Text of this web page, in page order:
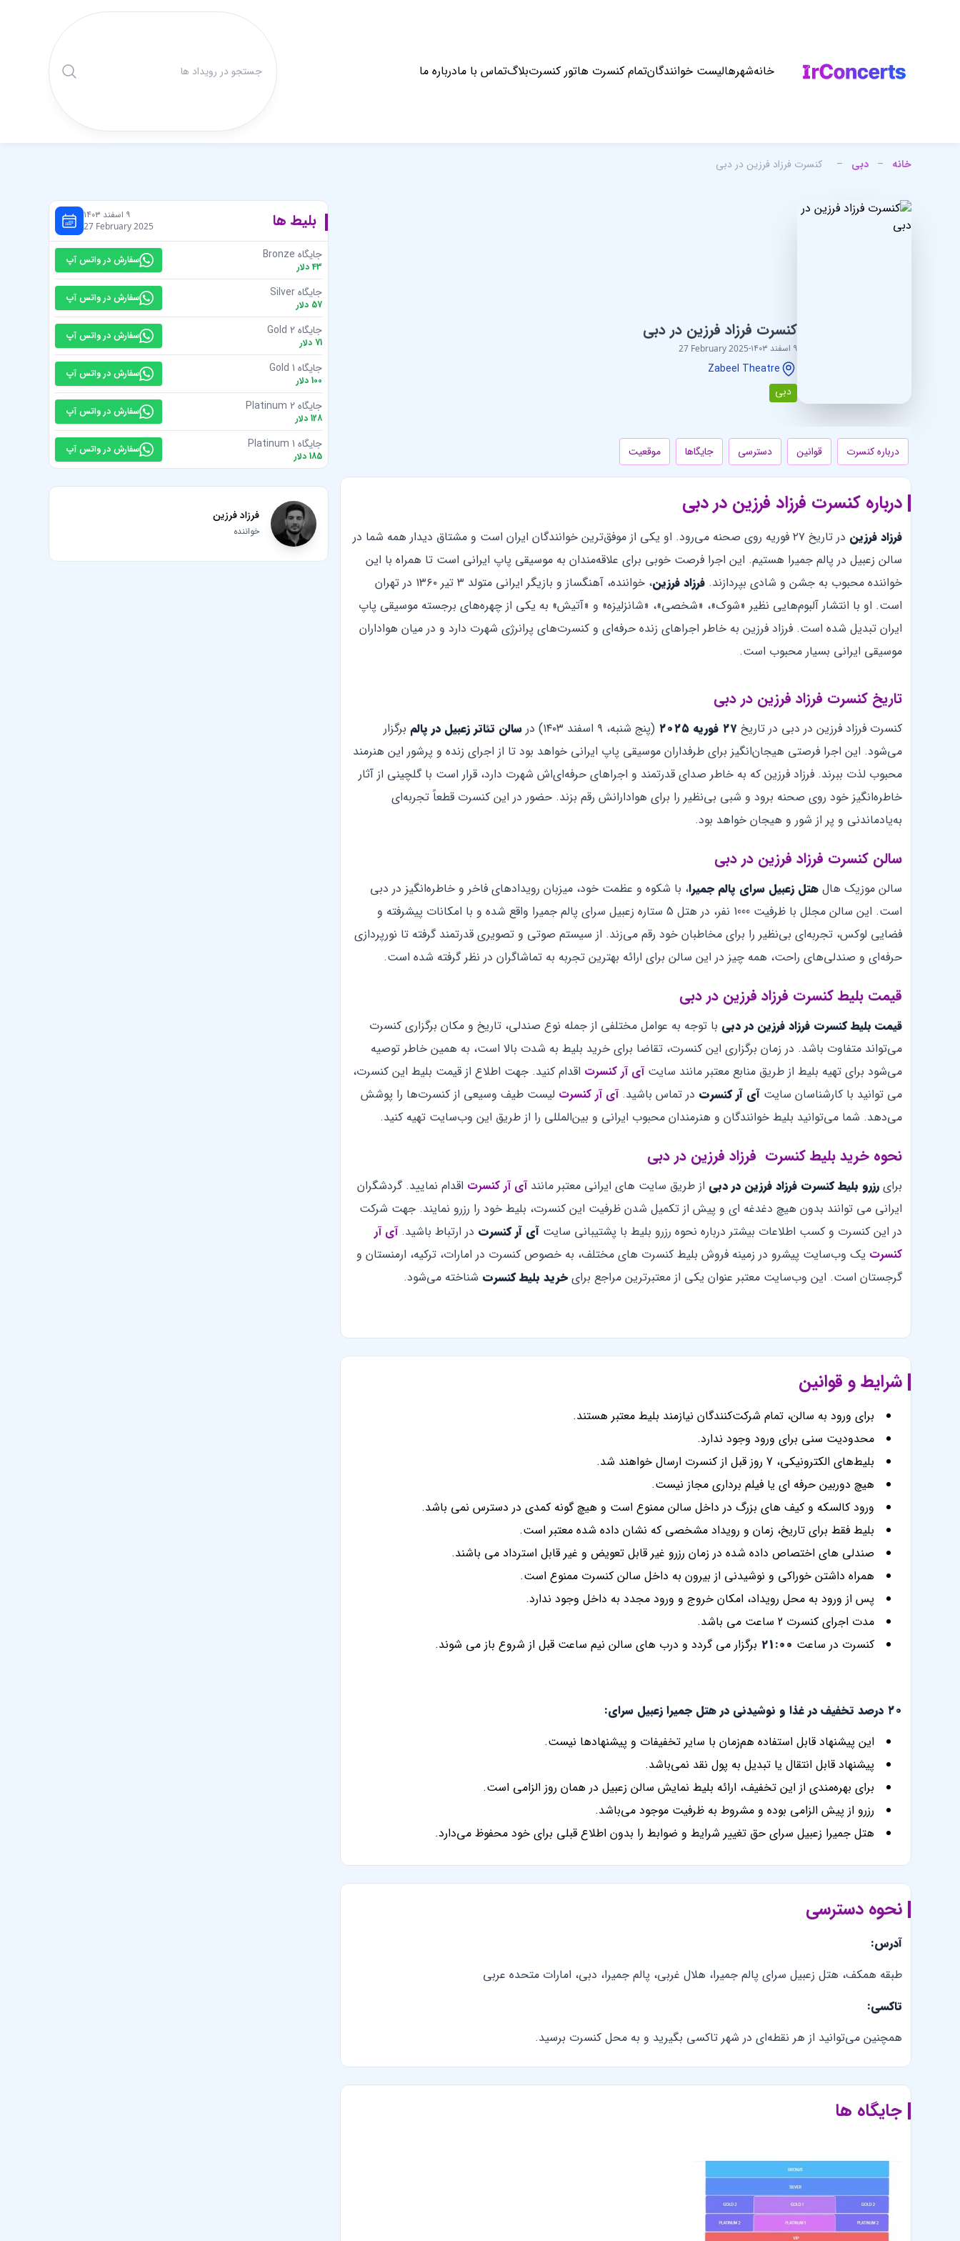
خانهشهرهالیست خوانندگانتمام کنسرت هاتور کنسرتبلاگتماس با مادرباره ما
خانه – دبی – کنسرت فرزاد فرزین در دبی
کنسرت فرزاد فرزین در دبی
۹ اسفند ۱۴۰۳ -
27 February 2025
Zabeel Theatre
دبی
درباره کنسرت قوانین دسترسی جایگاها موقعیت
درباره کنسرت فرزاد فرزین در دبی
فرزاد فرزین
در تاریخ ۲۷ فوریه روی صحنه می‌رود. او یکی از موفق‌ترین خوانندگان ایران است و مشتاق دیدار همه شما در
سالن زعبیل در پالم جمیرا هستیم. این اجرا فرصت خوبی برای علاقه‌مندان به موسیقی پاپ ایرانی است تا همراه با این
خواننده محبوب به جشن و شادی بپردازند. فرزاد فرزین
، خواننده، آهنگساز و بازیگر ایرانی متولد ۳ تیر ۱۳۶۰ در تهران
است. او با انتشار آلبوم‌هایی نظیر «شوک»، «شخصی»، «شانزلیزه» و «آتیش» به یکی از چهره‌های برجسته موسیقی پاپ
ایران تبدیل شده است. فرزاد فرزین به خاطر اجراهای زنده حرفه‌ای و کنسرت‌های پرانرژی شهرت دارد و در میان هواداران
موسیقی ایرانی بسیار محبوب است.
تاریخ کنسرت فرزاد فرزین در دبی
کنسرت فرزاد فرزین در دبی در تاریخ ۲۷ فوریه ۲۰۲۵ (پنج شنبه، ۹ اسفند ۱۴۰۳) در سالن تئاتر زعبیل در پالم برگزار
می‌شود. این اجرا فرصتی هیجان‌انگیز برای طرفداران موسیقی پاپ ایرانی خواهد بود تا از اجرای زنده و پرشور این هنرمند
محبوب لذت ببرند. فرزاد فرزین که به خاطر صدای قدرتمند و اجراهای حرفه‌ای‌اش شهرت دارد، قرار است با گلچینی از آثار
خاطره‌انگیز خود روی صحنه برود و شبی بی‌نظیر را برای هوادارانش رقم بزند. حضور در این کنسرت قطعاً تجربه‌ای
به‌یادماندنی و پر از شور و هیجان خواهد بود.
سالن کنسرت فرزاد فرزین در دبی
سالن موزیک‌ هال هتل زعبیل سرای پالم جمیرا، با شکوه و عظمت خود، میزبان رویدادهای فاخر و خاطره‌انگیز در دبی
است. این سالن مجلل با ظرفیت 1000 نفر، در هتل 5 ستاره زعبیل سرای پالم جمیرا واقع شده و با امکانات پیشرفته و
فضایی لوکس، تجربه‌ای بی‌نظیر را برای مخاطبان خود رقم می‌زند. از سیستم صوتی و تصویری قدرتمند گرفته تا نورپردازی
حرفه‌ای و صندلی‌های راحت، همه چیز در این سالن برای ارائه بهترین تجربه به تماشاگران در نظر گرفته شده است.
قیمت بلیط کنسرت فرزاد فرزین در دبی
قیمت بلیط کنسرت فرزاد فرزین در دبی با توجه به عوامل مختلفی از جمله نوع صندلی، تاریخ و مکان برگزاری کنسرت
می‌تواند متفاوت باشد. در زمان برگزاری این کنسرت، تقاضا برای خرید بلیط به شدت بالا است، به همین خاطر توصیه
می‌شود برای تهیه بلیط از طریق منابع معتبر مانند سایتآی آر کنسرت اقدام کنید. جهت اطلاع از قیمت بلیط این کنسرت،
می توانید با کارشناسان سایت آی آر کنسرت در تماس باشید.آی آر کنسرت لیست طیف وسیعی از کنسرت‌ها را پوشش
می‌دهد. شما می‌توانید بلیط خوانندگان و هنرمندان محبوب ایرانی و بین‌المللی را از طریق این وب‌سایت تهیه کنید.
نحوه خرید بلیط کنسرت فرزاد فرزین در دبی
برای رزرو بلیط کنسرت فرزاد فرزین در دبی از طریق سایت های ایرانی معتبر مانندآی آر کنسرت اقدام نمایید. گردشگران
ایرانی می توانند بدون هیچ دغدغه ای و پیش از تکمیل شدن ظرفیت این کنسرت، بلیط خود را رزرو نمایند. جهت شرکت
در این کنسرت و کسب اطلاعات بیشتر درباره نحوه رزرو بلیط با پشتیبانی سایت آی آر کنسرت در ارتباط باشید.آی آر
کنسرت یک وب‌سایت پیشرو در زمینه فروش بلیط کنسرت های مختلف، به خصوص کنسرت در امارات، ترکیه، ارمنستان و
گرجستان است. این وب‌سایت معتبر عنوان یکی از معتبرترین مراجع برای خرید بلیط کنسرت شناخته می‌شود.
شرایط و قوانین
برای ورود به سالن، تمام شرکت‌کنندگان نیازمند بلیط معتبر هستند.
محدودیت سنی برای ورود وجود ندارد.
بلیط‌های الکترونیکی، 7 روز قبل از کنسرت ارسال خواهند شد.
هیچ دوربین حرفه ای یا فیلم برداری مجاز نیست.
ورود کالسکه و کیف های بزرگ در داخل سالن ممنوع است و هیچ گونه کمدی در دسترس نمی باشد.
بلیط فقط برای تاریخ، زمان و رویداد مشخصی که نشان داده شده معتبر است.
صندلی های اختصاص داده شده در زمان رزرو غیر قابل تعویض و غیر قابل استرداد می باشند.
همراه داشتن خوراکی و نوشیدنی از بیرون به داخل سالن کنسرت ممنوع است.
پس از ورود به محل رویداد، امکان خروج و ورود مجدد به داخل وجود ندارد.
مدت اجرای کنسرت 2 ساعت می باشد.
کنسرت در ساعت
برگزار می گردد و درب های سالن نیم ساعت قبل از شروع باز می شوند.
۲۰ درصد تخفیف در غذا و نوشیدنی در هتل جمیرا زعبیل سرای:
این پیشنهاد قابل استفاده هم‌زمان با سایر تخفیفات و پیشنهادها نیست.
پیشنهاد قابل انتقال یا تبدیل به پول نقد نمی‌باشد.
برای بهره‌مندی از این تخفیف، ارائه بلیط نمایش سالن زعبیل در همان روز الزامی است.
رزرو از پیش الزامی بوده و مشروط به ظرفیت موجود می‌باشد.
هتل جمیرا زعبیل سرای حق تغییر شرایط و ضوابط را بدون اطلاع قبلی برای خود محفوظ می‌دارد.
نحوه دسترسی
آدرس:
طبقه همکف، هتل زعبیل سرای پالم جمیرا، هلال غربی، پالم جمیرا، دبی، امارات متحده عربی
تاکسی:
همچنین می‌توانید از هر نقطه‌ای در شهر تاکسی بگیرید و به محل کنسرت برسید.
جایگاه ها
بلیط ها ۹ اسفند ۱۴۰۳
27 February 2025
جایگاه Bronze
43 دلار
سفارش در واتس آپ
جایگاه Silver
57 دلار
سفارش در واتس آپ
جایگاه Gold 2
71 دلار
سفارش در واتس آپ
جایگاه Gold 1
100 دلار
سفارش در واتس آپ
جایگاه Platinum 2
128 دلار
سفارش در واتس آپ
جایگاه Platinum 1
185 دلار
سفارش در واتس آپ
فرزاد فرزین
خواننده